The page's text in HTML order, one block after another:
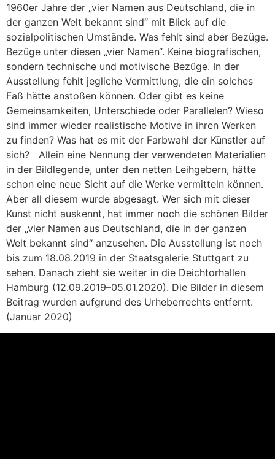
1960er Jahre der „vier Namen aus Deutschland, die in
der ganzen Welt bekannt sind“ mit Blick auf die
sozialpolitischen Umstände. Was fehlt sind aber Bezüge.
Bezüge unter diesen „vier Namen“. Keine biografischen,
sondern technische und motivische Bezüge. In der
Ausstellung fehlt jegliche Vermittlung, die ein solches
Faß hätte anstoßen können. Oder gibt es keine
Gemeinsamkeiten, Unterschiede oder Parallelen? Wieso
sind immer wieder realistische Motive in ihren Werken
zu finden? Was hat es mit der Farbwahl der Künstler auf
sich? Allein eine Nennung der verwendeten Materialien
in der Bildlegende, unter den netten Leihgebern, hätte
schon eine neue Sicht auf die Werke vermitteln können.
Aber all diesem wurde abgesagt. Wer sich mit dieser
Kunst nicht auskennt, hat immer noch die schönen Bilder
der „vier Namen aus Deutschland, die in der ganzen
Welt bekannt sind“ anzusehen. Die Ausstellung ist noch
bis zum 18.08.2019 in der Staatsgalerie Stuttgart zu
sehen. Danach zieht sie weiter in die Deichtorhallen
Hamburg (12.09.2019–05.01.2020). Die Bilder in diesem
Beitrag wurden aufgrund des Urheberrechts entfernt.
(Januar 2020)